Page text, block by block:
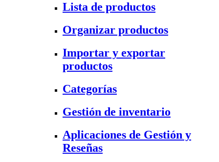
Lista de productos
Organizar productos
Importar y exportar
productos
Categorías
Gestión de inventario
Aplicaciones de Gestión y
Reseñas